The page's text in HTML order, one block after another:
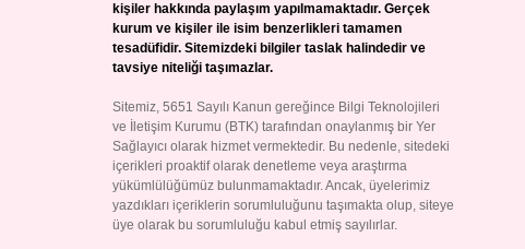
kişiler hakkında paylaşım yapılmamaktadır. Gerçek
kurum ve kişiler ile isim benzerlikleri tamamen
tesadüfidir. Sitemizdeki bilgiler taslak halindedir ve
tavsiye niteliği taşımazlar.
Sitemiz, 5651 Sayılı Kanun gereğince Bilgi Teknolojileri
ve İletişim Kurumu (BTK) tarafından onaylanmış bir Yer
Sağlayıcı olarak hizmet vermektedir. Bu nedenle, sitedeki
içerikleri proaktif olarak denetleme veya araştırma
yükümlülüğümüz bulunmamaktadır. Ancak, üyelerimiz
yazdıkları içeriklerin sorumluluğunu taşımakta olup, siteye
üye olarak bu sorumluluğu kabul etmiş sayılırlar.